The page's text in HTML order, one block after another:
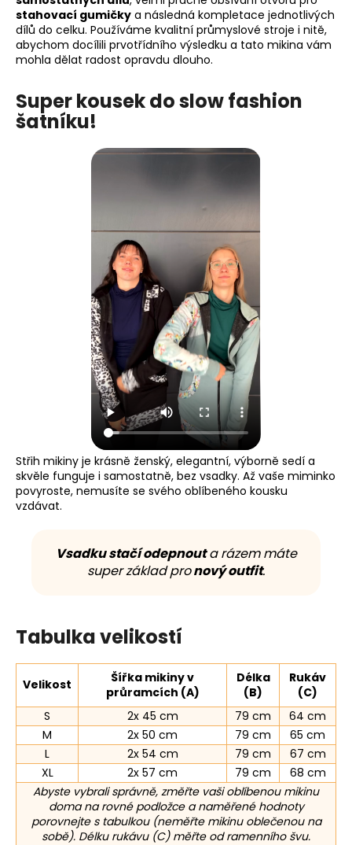
stahovací gumičky a následná kompletace jednotlivých
dílů do celku. Používáme kvalitní průmyslové stroje i nitě,
abychom docílili prvotřídního výsledku a tato mikina vám
mohla dělat radost opravdu dlouho.
Super kousek do slow fashion
šatníku!
Střih mikiny je krásně ženský, elegantní, výborně sedí a
skvěle funguje i samostatně, bez vsadky. Až vaše miminko
povyroste, nemusíte se svého oblíbeného kousku
vzdávat.
Vsadku stačí odepnouta rázem máte
super základ pronový outfit.
Tabulka velikostí
Velikost
Šířka mikiny v
průramcích (A)
Délka
(B)
Rukáv
(C)
S
2x 45 cm 79 cm
64 cm
M
2x 50 cm 79 cm
65 cm
L
2x 54 cm 79 cm
67 cm
XL
2x 57 cm 79 cm
68 cm
Abyste vybrali správně, změřte vaši oblíbenou mikinu
doma na rovné podložce a naměřené hodnoty
porovnejte s tabulkou (neměřte mikinu oblečenou na
sobě). Délku rukávu (C) měřte od ramenního švu.